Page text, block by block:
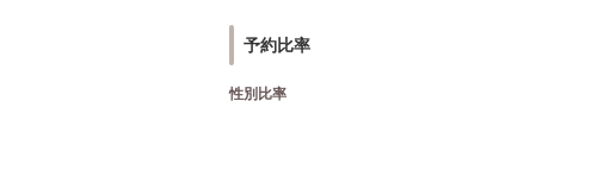
予約比率
性別比率